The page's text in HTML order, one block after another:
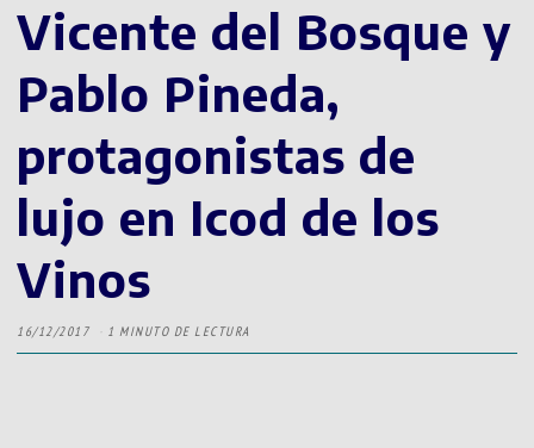
Vicente del Bosque y
Pablo Pineda,
protagonistas de
lujo en Icod de los
Vinos
16/12/2017 1 MINUTO DE LECTURA